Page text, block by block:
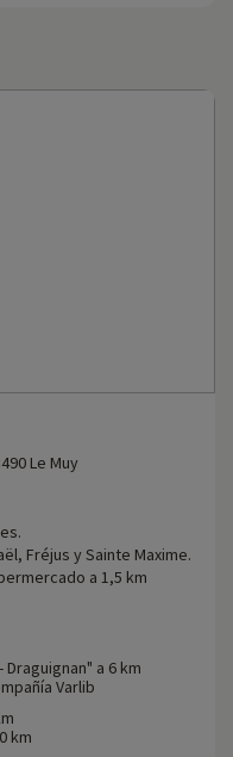
Le Muy
Fréjus y Sainte Maxime.
a 1,5 km
Draguignan" a 6 km
Varlib
km